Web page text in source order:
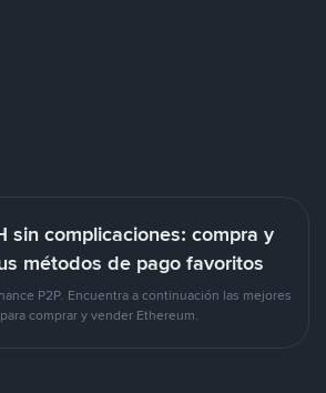
sin complicaciones: compra y
métodos de pago favoritos
P2P. Encuentra a continuación las mejores
comprar y vender Ethereum.